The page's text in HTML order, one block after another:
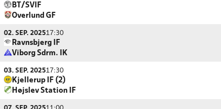
BT/SVIF
Overlund GF
02. SEP. 202517:30
Ravnsbjerg IF
Viborg Sdrm. IK
03. SEP. 202517:30
Kjellerup IF (2)
Højslev Station IF